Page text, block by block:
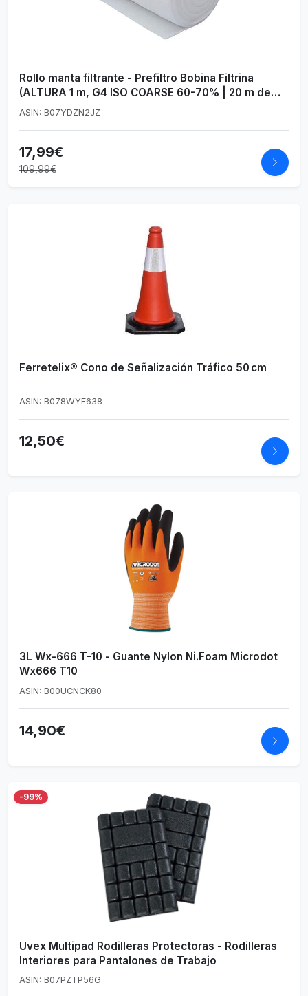
Rollo manta filtrante - Prefiltro Bobina Filtrina
(ALTURA 1 m, G4 ISO COARSE 60-70% | 20 m de
largo, Espesor 20 mm)
ASIN: B07YDZN2JZ
17,99€
109,99€
Ferretelix® Cono de Señalización Tráfico 50 cm
ASIN: B078WYF638
12,50€
3L Wx-666 T-10 - Guante Nylon Ni.Foam Microdot
Wx666 T10
ASIN: B00UCNCK80
14,90€
-99%
Uvex Multipad Rodilleras Protectoras - Rodilleras
Interiores para Pantalones de Trabajo
ASIN: B07PZTP56G